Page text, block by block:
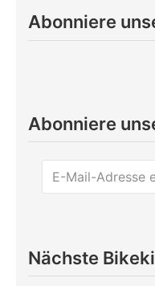
Abonniere
Abonniere
Nächste